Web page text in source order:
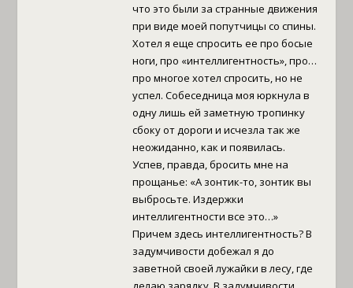
что это были за странные движения
при виде моей попутчицы со спины.
Хотел я еще спросить ее про босые
ноги, про «интеллигентность», про…
про многое хотел спросить, но не
успел. Собеседница моя юркнула в
одну лишь ей заметную тропинку
сбоку от дороги и исчезла так же
неожиданно, как и появилась.
Успев, правда, бросить мне на
прощанье: «А зонтик-то, зонтик вы
выбросьте. Издержки
интеллигентности все это…»
Причем здесь интеллигентность? В
задумчивости добежал я до
заветной своей лужайки в лесу, где